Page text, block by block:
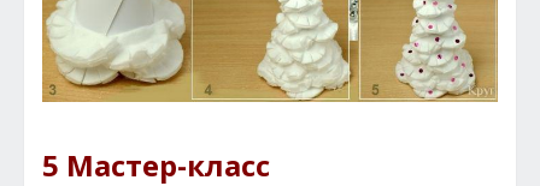
5 Мастер-класс